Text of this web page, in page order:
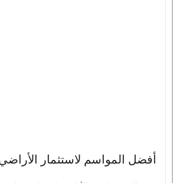
أفضل المواسم لاستثمار